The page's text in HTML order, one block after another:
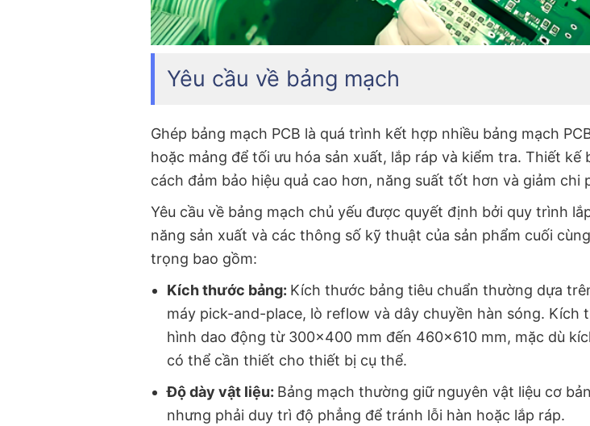
Yêu cầu về bảng mạch
Ghép bảng mạch PCB là quá trình kết hợp nhiều bảng mạch
hoặc mảng để tối ưu hóa sản xuất, lắp ráp và kiểm tra. Thiết kế
cách đảm bảo hiệu quả cao hơn, năng suất tốt hơn và giảm chi
Yêu cầu về bảng mạch chủ yếu được quyết định bởi quy trình
năng sản xuất và các thông số kỹ thuật của sản phẩm cuối
trọng bao gồm:
Kích thước bảng: Kích thước bảng tiêu chuẩn thường dựa
máy pick-and-place, lò reflow và dây chuyền hàn sóng. Kích
hình dao động từ 300×400 mm đến 460×610 mm, mặc dù
có thể cần thiết cho thiết bị cụ thể.
Độ dày vật liệu: Bảng mạch thường giữ nguyên vật liệu cơ
nhưng phải duy trì độ phẳng để tránh lỗi hàn hoặc lắp ráp.